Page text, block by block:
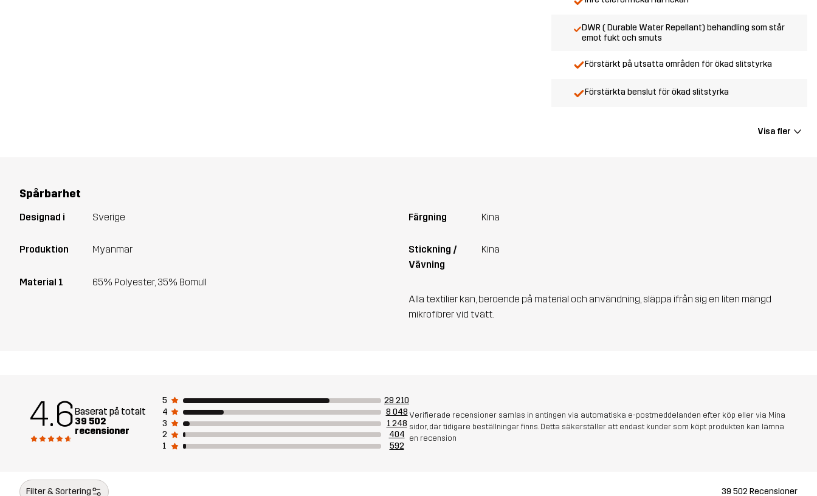
DWR ( Durable Water Repellant) behandling som står
emot fukt och smuts
Förstärkt på utsatta områden för ökad slitstyrka
Förstärkta benslut för ökad slitstyrka
Visa fler
Spårbarhet
Designad i Sverige
Produktion Myanmar
Material 1 65% Polyester, 35% Bomull
Färgning Kina
Stickning /
Vävning
Kina
Alla textilier kan, beroende på material och användning, släppa ifrån sig en liten mängd
mikrofibrer vid tvätt.
4.6Baserat på totalt
39 502
recensioner
5
29 210
4
8 048
3
1 248
2
404
1
592
Verifierade recensioner samlas in antingen via automatiska e-postmeddelanden efter köp eller via Mina
sidor, där tidigare beställningar finns. Detta säkerställer att endast kunder som köpt produkten kan lämna
en recension
Filter & Sortering 39 502 Recensioner